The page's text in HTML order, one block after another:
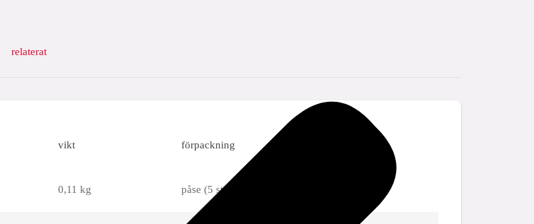
relaterat
vikt förpackning
0,11 kg påse (5 st)